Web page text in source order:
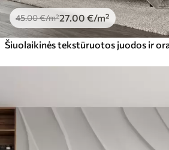
45.00€/m²27.00 €/m²